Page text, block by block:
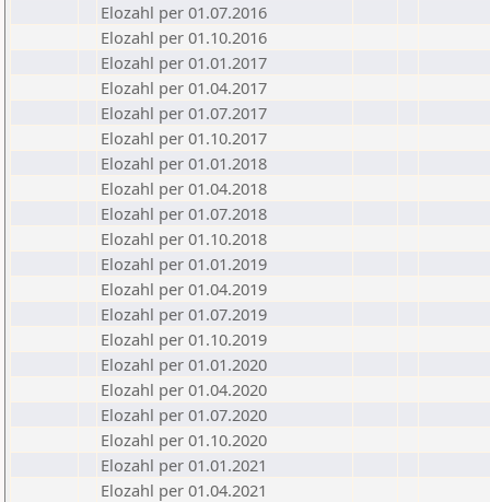
Elozahl per 01.07.2016
Elozahl per 01.10.2016
Elozahl per 01.01.2017
Elozahl per 01.04.2017
Elozahl per 01.07.2017
Elozahl per 01.10.2017
Elozahl per 01.01.2018
Elozahl per 01.04.2018
Elozahl per 01.07.2018
Elozahl per 01.10.2018
Elozahl per 01.01.2019
Elozahl per 01.04.2019
Elozahl per 01.07.2019
Elozahl per 01.10.2019
Elozahl per 01.01.2020
Elozahl per 01.04.2020
Elozahl per 01.07.2020
Elozahl per 01.10.2020
Elozahl per 01.01.2021
Elozahl per 01.04.2021